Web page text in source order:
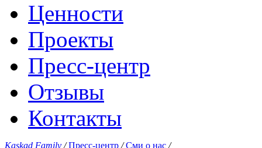
Ценности
Проекты
Пресс-центр
Отзывы
Контакты
Kaskad Family / Пресс-центр / Сми о нас /